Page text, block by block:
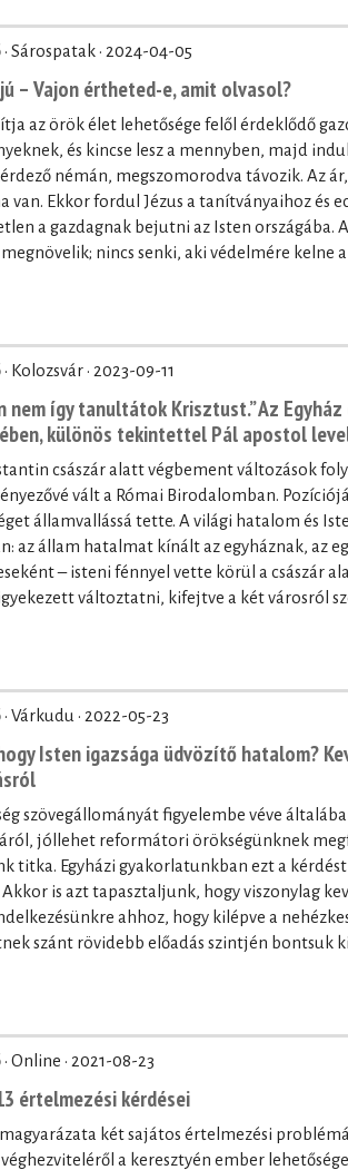
Sárospatak · 2024-04-05
– Vajon értheted-e, amit olvasol?
az örök élet lehetősége felől érdeklődő
és kincse lesz a mennyben, majd
némán, megszomorodva távozik. Az
van. Ekkor fordul Jézus a tanítványaihoz és
a gazdagnak bejutni az Isten országába.
nincs senki, aki védelmére kelne
Kolozsvár · 2023-09-11
nem így tanultátok Krisztust.” Az
különös tekintettel Pál apostol
császár alatt végbement változások
vált a Római Birodalomban.
államvallássá tette. A világi hatalom és
az állam hatalmat kínált az egyháznak, az
– isteni fénnyel vette körül a császár
változtatni, kifejtve a két városról
Várkudu · 2022-05-23
Isten igazsága üdvözítő hatalom?
szövegállományát figyelembe véve
jóllehet reformátori örökségünknek
titka. Egyházi gyakorlatunkban ezt a
is azt tapasztaljunk, hogy viszonylag
ahhoz, hogy kilépve a
szánt rövidebb előadás szintjén bontsuk
Online · 2021-08-23
értelmezési kérdései
magyarázata két sajátos értelmezési
véghezviteléről a keresztyén ember